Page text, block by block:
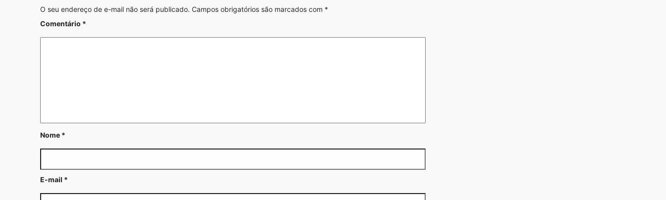
O seu endereço de e-mail não será publicado. Campos obrigatórios são marcados com *
Comentário *
Nome *
E-mail *